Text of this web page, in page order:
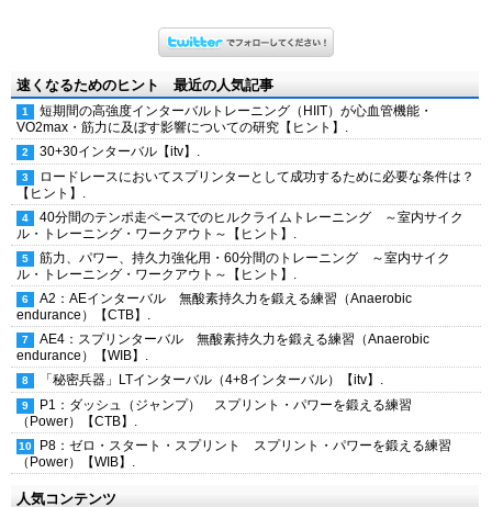
速くなるためのヒント 最近の人気記事
短期間の高強度インターバルトレーニング（HIIT）が心血管機能・
VO2max・筋力に及ぼす影響についての研究【ヒント】.
30+30インターバル【itv】.
ロードレースにおいてスプリンターとして成功するために必要な条件は？
【ヒント】.
40分間のテンポ走ペースでのヒルクライムトレーニング ～室内サイク
ル・トレーニング・ワークアウト～【ヒント】.
筋力、パワー、持久力強化用・60分間のトレーニング ～室内サイク
ル・トレーニング・ワークアウト～【ヒント】.
A2：AEインターバル 無酸素持久力を鍛える練習（Anaerobic
endurance）【CTB】.
AE4：スプリンターバル 無酸素持久力を鍛える練習（Anaerobic
endurance）【WIB】.
「秘密兵器」LTインターバル（4+8インターバル）【itv】.
P1：ダッシュ（ジャンプ） スプリント・パワーを鍛える練習
（Power）【CTB】.
P8：ゼロ・スタート・スプリント スプリント・パワーを鍛える練習
（Power）【WIB】.
人気コンテンツ